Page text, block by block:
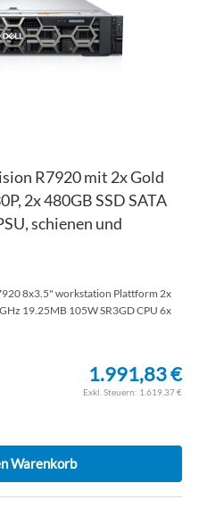
R7920 mit 2x Gold
2x 480GB SSD SATA
schienen und
8x3.5" workstation Plattform 2x
19.25MB 105W SR3GD CPU 6x
1.991,83 €
1.619,37 €
Warenkorb